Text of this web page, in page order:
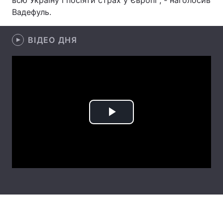
Лонгріди
Відео з Youtube
Вадефуль.
ВІДЕО ДНЯ
Play